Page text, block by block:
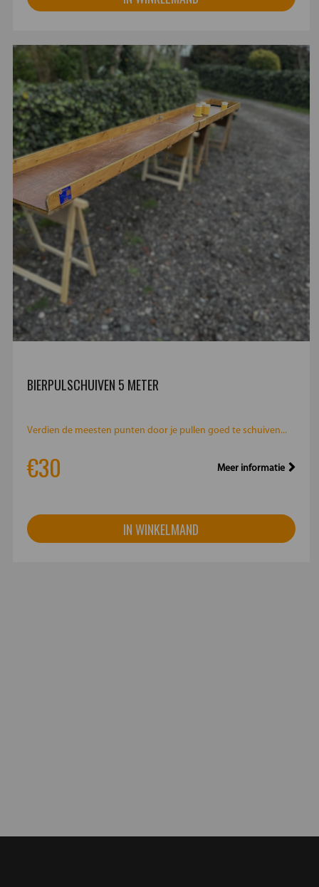
BIERPULSCHUIVEN 5 METER
Verdien de meesten punten door je pullen goed te schuiven...
€30 Meer informatie
IN WINKELMAND